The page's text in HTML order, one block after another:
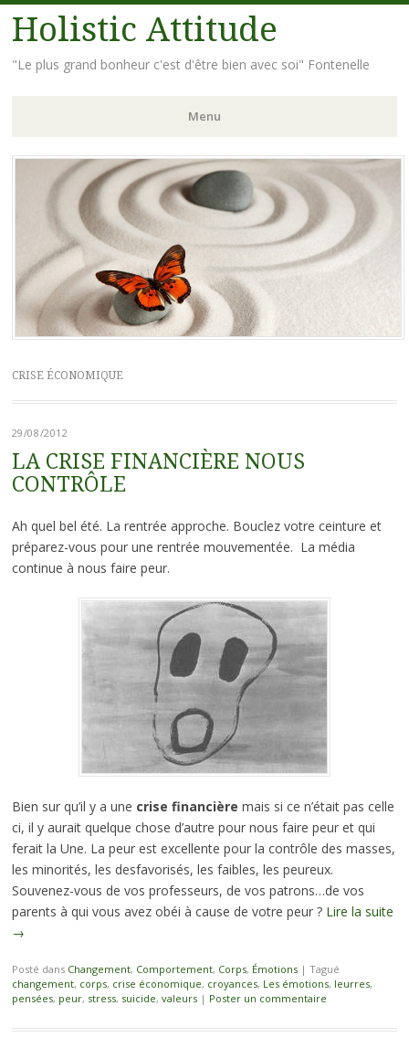
Holistic Attitude
"Le plus grand bonheur c'est d'être bien avec soi" Fontenelle
Menu
Aller
principal
CRISE ÉCONOMIQUE
29/08/2012
LA CRISE FINANCIÈRE NOUS
CONTRÔLE
Ah quel bel été. La rentrée approche. Bouclez votre ceinture et
préparez-vous pour une rentrée mouvementée. La média
continue à nous faire peur.
Bien sur qu’il y a une crise financière mais si ce n’était pas celle
ci, il y aurait quelque chose d’autre pour nous faire peur et qui
ferait la Une. La peur est excellente pour la contrôle des masses,
les minorités, les desfavorisés, les faibles, les peureux.
Souvenez-vous de vos professeurs, de vos patrons…de vos
parents à qui vous avez obéi à cause de votre peur ? Lire la suite
→
Posté dans Changement, Comportement, Corps, Émotions | Tagué
changement, corps, crise économique, croyances, Les émotions, leurres,
pensées, peur, stress, suicide, valeurs | Poster un commentaire